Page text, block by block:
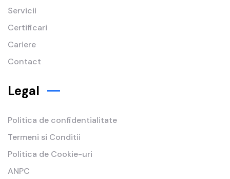
Servicii
Certificari
Cariere
Contact
Legal
Politica de confidentialitate
Termeni si Conditii
Politica de Cookie-uri
ANPC